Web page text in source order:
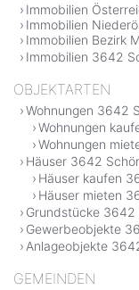
Immobilien
Immobilien
Immobilien Bezirk
Immobilien 3642
OBJEKTARTEN
Wohnungen 3642
Wohnungen
Wohnungen
Häuser 3642
Häuser kaufen
Häuser mieten
Grundstücke 3642
Gewerbeobjekte
Anlageobjekte
GEMEINDEN